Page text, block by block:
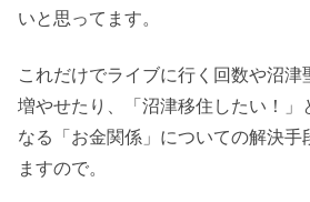
いと思ってます。
これだけでライブに行く回数や沼
増やせたり、「沼津移住したい！」
なる「お金関係」についての解決手
ますので。